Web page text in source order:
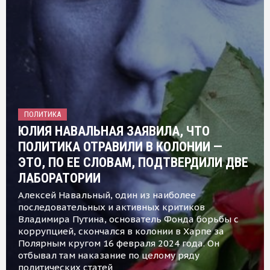
ПОЛИТИКА
ЮЛИЯ НАВАЛЬНАЯ ЗАЯВИЛА, ЧТО
ПОЛИТИКА ОТРАВИЛИ В КОЛОНИИ —
ЭТО, ПО ЕЕ СЛОВАМ, ПОДТВЕРДИЛИ ДВЕ
ЛАБОРАТОРИИ
Алексей Навальный, один из наиболее
последовательных и активных критиков
Владимира Путина, основатель Фонда борьбы с
коррупцией, скончался в колонии в Харпе за
Полярным кругом 16 февраля 2024 года. Он
отбывал там наказание по целому ряду
политических статей